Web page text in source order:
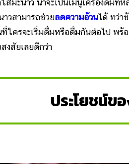
ส่มะนาว น่าจะเป็นเมนูเครื่องดื่มที่
วสามารถช่วยลดความอ้วนได้ ทว่า
ใครจะเริ่มดื่มหรือดื่มกันต่อไป พร้
งสัยเลยดีกว่า
ประโยชน์ข